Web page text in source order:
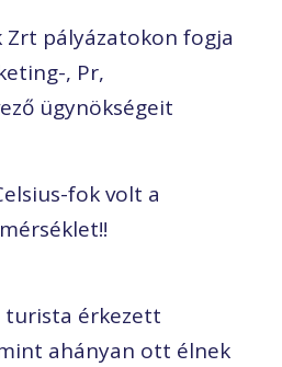
Zrt pályázatokon fogja
, Pr,
ügynökségeit
fok volt a
turista érkezett
ahányan ott élnek